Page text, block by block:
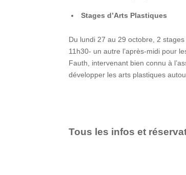
Stages d’Arts Plastiques
Du lundi 27 au 29 octobre, 2
11h30- un autre l’après-midi pour
Fauth, intervenant bien connu à
développer les arts plastiques
Tous les infos et